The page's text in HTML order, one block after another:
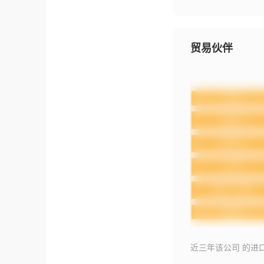
贸易伙伴
近三年该公司 的进